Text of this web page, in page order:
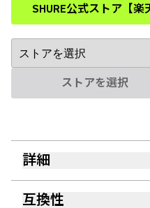
SHURE公式ストア【楽
(Opens
ストアを選択
詳細
互換性